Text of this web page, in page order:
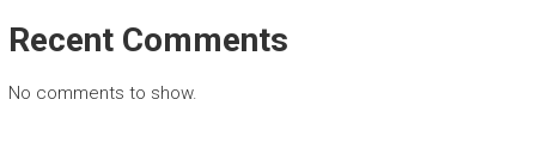
Recent Comments
No comments to show.